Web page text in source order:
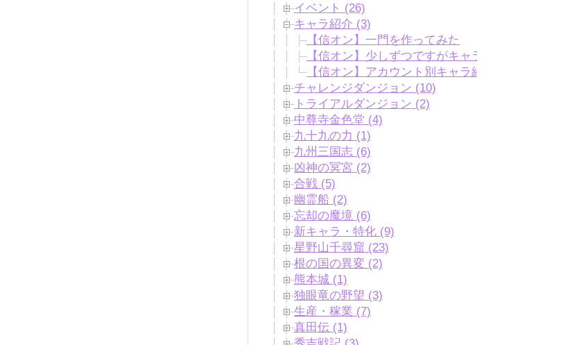
イベント (26)
キャラ紹介 (3)
【信オン】一門を作ってみた
【信オン】少しずつですがキャラが成長しておま
【信オン】アカウント別キャラ紹介
チャレンジダンジョン (10)
トライアルダンジョン (2)
中尊寺金色堂 (4)
九十九の力 (1)
九州三国志 (6)
凶神の冥宮 (2)
合戦 (5)
幽霊船 (2)
忘却の魔境 (6)
新キャラ・特化 (9)
星野山千尋窟 (23)
根の国の異変 (2)
熊本城 (1)
独眼竜の野望 (3)
生産・稼業 (7)
真田伝 (1)